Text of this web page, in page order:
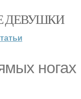
ДЕВУШКИ
ногах